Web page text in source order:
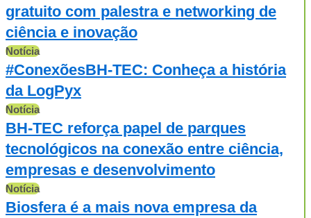
gratuito com palestra e networking de
ciência e inovação
Notícia
#ConexõesBH-TEC: Conheça a história
da LogPyx
Notícia
BH-TEC reforça papel de parques
tecnológicos na conexão entre ciência,
empresas e desenvolvimento
Notícia
Biosfera é a mais nova empresa da